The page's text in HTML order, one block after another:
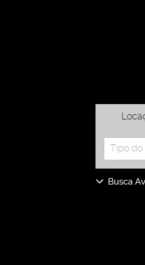
Tipo do
Busca